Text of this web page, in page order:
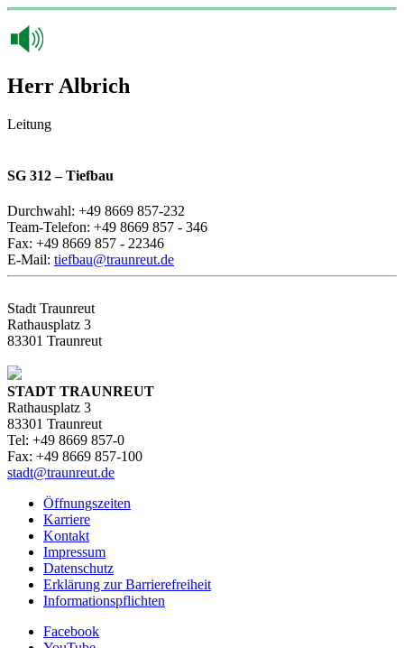
Herr Albrich
Leitung
SG 312 – Tiefbau
Durchwahl: +49 8669 857-232
Team-Telefon: +49 8669 857 - 346
Fax: +49 8669 857 - 22346
E-Mail: tiefbau@traunreut.de
Stadt Traunreut
Rathausplatz 3
83301 Traunreut
STADT TRAUNREUT
Rathausplatz 3
83301 Traunreut
Tel: +49 8669 857-0
Fax: +49 8669 857-100
stadt@traunreut.de
Öffnungszeiten
Karriere
Kontakt
Impressum
Datenschutz
Erklärung zur Barrierefreiheit
Informationspflichten
Facebook